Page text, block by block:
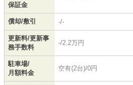
保証金
償却/敷引 -/-
更新料/更新事
務手数料
-/2.2万円
駐車場/
月額料金
空有(2台)/0円